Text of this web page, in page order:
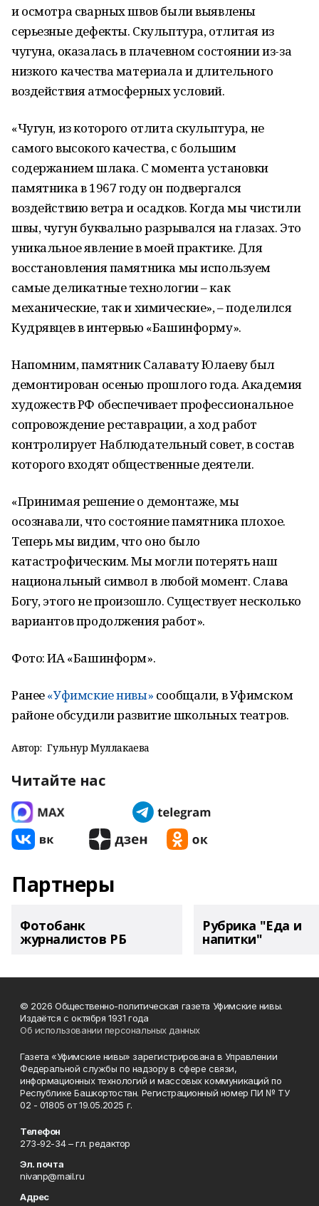
и осмотра сварных швов были выявлены
серьезные дефекты. Скульптура, отлитая из
чугуна, оказалась в плачевном состоянии из-за
низкого качества материала и длительного
воздействия атмосферных условий.
«Чугун, из которого отлита скульптура, не
самого высокого качества, с большим
содержанием шлака. С момента установки
памятника в 1967 году он подвергался
воздействию ветра и осадков. Когда мы чистили
швы, чугун буквально разрывался на глазах. Это
уникальное явление в моей практике. Для
восстановления памятника мы используем
самые деликатные технологии – как
механические, так и химические», – поделился
Кудрявцев в интервью «Башинформу».
Напомним, памятник Салавату Юлаеву был
демонтирован осенью прошлого года. Академия
художеств РФ обеспечивает профессиональное
сопровождение реставрации, а ход работ
контролирует Наблюдательный совет, в состав
которого входят общественные деятели.
«Принимая решение о демонтаже, мы
осознавали, что состояние памятника плохое.
Теперь мы видим, что оно было
катастрофическим. Мы могли потерять наш
национальный символ в любой момент. Слава
Богу, этого не произошло. Существует несколько
вариантов продолжения работ».
Фото: ИА «Башинформ».
Ранее«Уфимские нивы» сообщали, в Уфимском
районе обсудили развитие школьных театров.
Автор: Гульнур Муллакаева
Читайте нас
Партнеры
Фотобанк
журналистов РБ
Рубрика "Еда и
напитки"
© 2026 Общественно-политическая газета Уфимские нивы.
Издаётся с октября 1931 года
Об использовании персональных данных
Газета «Уфимские нивы» зарегистрирована в Управлении
Федеральной службы по надзору в сфере связи,
информационных технологий и массовых коммуникаций по
Республике Башкортостан. Регистрационный номер ПИ № ТУ
02 - 01805 от 19.05.2025 г.
Телефон
273-92-34 – гл. редактор
Эл. почта
nivanp@mail.ru
Адрес